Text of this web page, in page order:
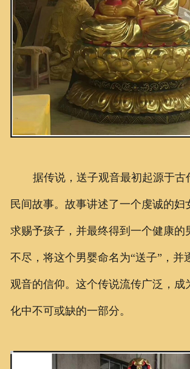
据传说，送子观音最初起源于古
民间故事。故事讲述了一个虔诚的妇
求赐予孩子，并最终得到一个健康的
不尽，将这个男婴命名为“送子”，并
观音的信仰。这个传说流传广泛，成
化中不可或缺的一部分。